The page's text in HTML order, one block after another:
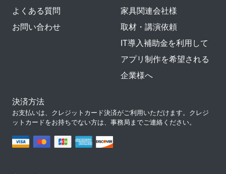
よくある質問
お問い合わせ
家具関連会社様
取材・講演依頼
IT導入補助金を利用して
アプリ制作を希望される
企業様へ
決済方法
お支払いは、クレジットカード決済がご利用いただけます。クレジ
ットカードをお持ちでない方は、事務局までご連絡ください。